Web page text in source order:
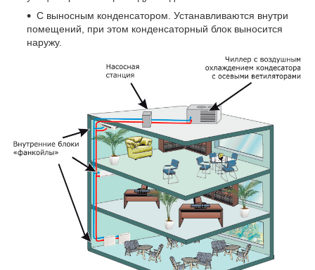
C выносным конденсатором. Устанавливаются внутри
помещений, при этом конденсаторный блок выносится
наружу.